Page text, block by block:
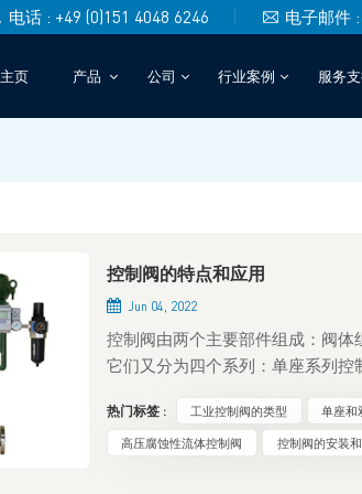
电话 : +49 (0)151 4048 6246 电子邮件
主页 产品 公司 行业案例 服务
控制阀的特点和应用
Jun 04, 2022
控制阀由两个主要部件组成：阀体
它们又分为四个系列：单座系列
用配置，每种配置都有其特定的应
阀的应用范围比其他控制阀更广
热门标签 : 工业控制阀的类型 单座和
高压腐蚀性流体控制阀
控制阀的安装